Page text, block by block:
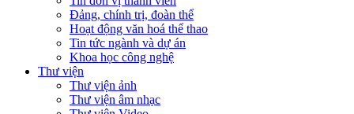
Đảng, chính trị, đoàn thể
Hoạt động văn hoá thể thao
Tin tức ngành và dự án
Khoa học công nghệ
Thư viện
Thư viện ảnh
Thư viện âm nhạc